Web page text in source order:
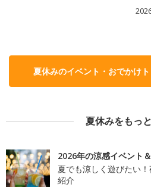
夏休みのイベント・おでかけ
夏休みをもっ
2026年の涼感イベント
夏でも涼しく遊びたい
紹介